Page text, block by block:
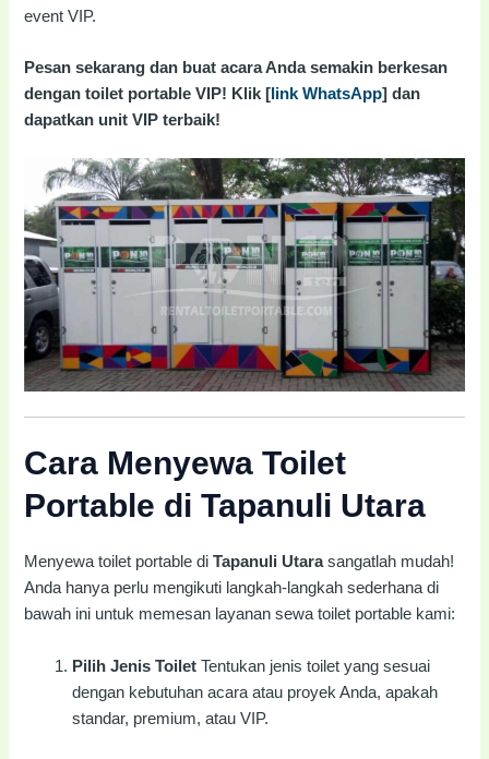
event VIP.
Pesan sekarang dan buat acara Anda semakin berkesan
dengan toilet portable VIP! Klik [ link WhatsApp] dan
dapatkan unit VIP terbaik!
Cara Menyewa Toilet
Portable di Tapanuli Utara
Menyewa toilet portable diTapanuli Utarasangatlah mudah!
Anda hanya perlu mengikuti langkah-langkah sederhana di
bawah ini untuk memesan layanan sewa toilet portable kami:
Pilih Jenis Toilet Tentukan jenis toilet yang sesuai
dengan kebutuhan acara atau proyek Anda, apakah
standar, premium, atau VIP.